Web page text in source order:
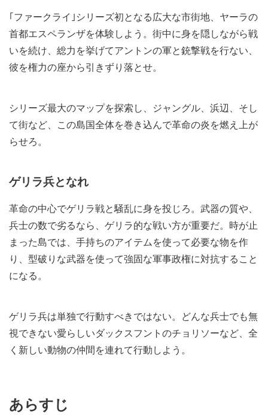
｢ファークライ｣シリーズ初となる広大な市街地、ヤーラの
首都エスペランザを体験しよう。街中に身を隠しながら戦
いを続け、総力を挙げてアントンの軍と銃撃戦を行ない、
彼を権力の座から引きずり落とせ。
シリーズ最大のマップを探索し、ジャングル、浜辺、そし
て街など、この島国全体を巻き込んで革命の炎を燃え上が
らせろ。
ゲリラ兵となれ
革命の中心でゲリラ戦と騒乱に身を投じろ。武器の質や、
兵士の数で劣るなら、ゲリラ的な戦い方が重要だ。時が止
まった島では、手持ちのアイテムを使って必要な物を作
り、型破りな武器を使って強固な軍事政権に対抗すること
になる。
ゲリラ兵は単独で行動すべきではない。どんな兵士でも無
視できない愛らしいダックスフントのチョリソーなど、全
く新しい動物の仲間を連れて行動しよう。
あらすじ